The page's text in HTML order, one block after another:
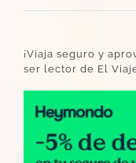
¡Viaja seguro y
ser lector de El